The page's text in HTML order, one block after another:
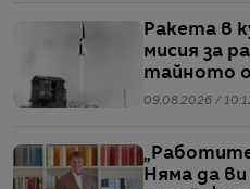
Ракета в
мисия за
тайното
09.08.2026 /
„Работите
Няма да